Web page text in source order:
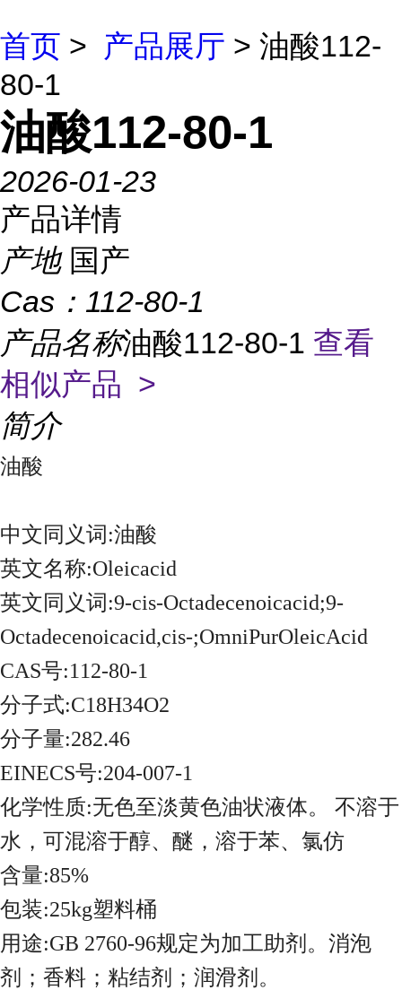
首页 > 产品展厅 > 油酸112-
80-1
油酸112-80-1
2026-01-23
产品详情
产地 国产
Cas： 112-80-1
产品名称油酸112-80-1 查看
相似产品 >
简介
油酸
中文同义词:油酸
英文名称:Oleicacid
英文同义词:9-cis-Octadecenoicacid;9-
Octadecenoicacid,cis-;OmniPurOleicAcid
CAS号:112-80-1
分子式:C18H34O2
分子量:282.46
EINECS号:204-007-1
化学性质:无色至淡黄色油状液体。 不溶于
水，可混溶于醇、醚，溶于苯、氯仿
含量:85%
包装:25kg塑料桶
用途:GB 2760-96规定为加工助剂。消泡
剂；香料；粘结剂；润滑剂。